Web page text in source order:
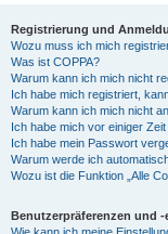
Registrierung und
Wozu muss ich mich
Was ist COPPA?
Warum kann ich mich nicht
Ich habe mich registriert,
Warum kann ich mich nicht
Ich habe mich vor einiger
Ich habe mein Passwort
Warum werde ich
Wozu ist die Funktion „Alle
Benutzerpräferenzen und